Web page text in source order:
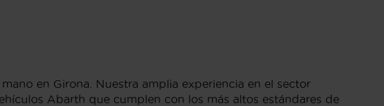
en Girona. Nuestra amplia experiencia en el sector
Abarth que cumplen con los más altos estándares de